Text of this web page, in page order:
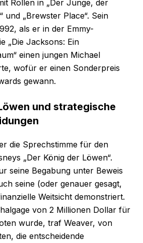
Rollen in „Der Junge, der
und „Brewster Place“. Sein
als er in der Emmy-
„Die Jacksons: Ein
einen jungen Michael
wofür er einen Sonderpreis
gewann.
und strategische
die Sprechstimme für den
„Der König der Löwen“.
seine Begabung unter Beweis
seine (oder genauer gesagt,
Weitsicht demonstriert.
von 2 Millionen Dollar für
wurde, traf Weaver, von
die entscheidende